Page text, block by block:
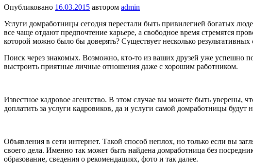
Опубликовано 16.03.2015 автором admin
Услуги домработницы сегодня перестали быть привилегией богатых
все чаще отдают предпочтение карьере, а свободное время стремятся
которой можно было бы доверять? Существует несколько результативных
Поиск через знакомых. Возможно, кто-то из ваших друзей уже успешно
выстроить приятные личные отношения даже с хорошим работником.
Известное кадровое агентство. В этом случае вы можете быть уверены,
доплатить за услуги кадровиков, да и услуги самой домработницы будут
Объявления в сети интернет. Такой способ неплох, но только если вы
своего дела. Именно так может быть найдена домработница без
образование, сведения о рекомендациях, фото и так далее.